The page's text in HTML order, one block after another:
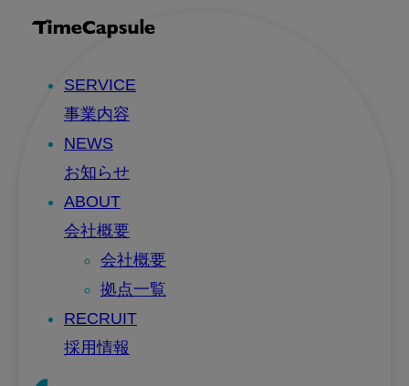
SERVICE
事業内容
NEWS
お知らせ
ABOUT
会社概要
会社概要
拠点一覧
RECRUIT
採用情報